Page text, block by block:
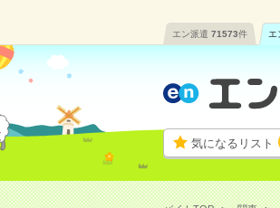
エン派遣 71573件 エ
気になるリスト